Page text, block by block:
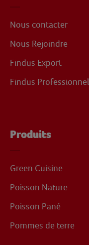
Nous contacter
Nous Rejoindre
Findus Export
Findus Professionnel
Produits
Green Cuisine
Poisson Nature
Poisson Pané
Pommes de terre